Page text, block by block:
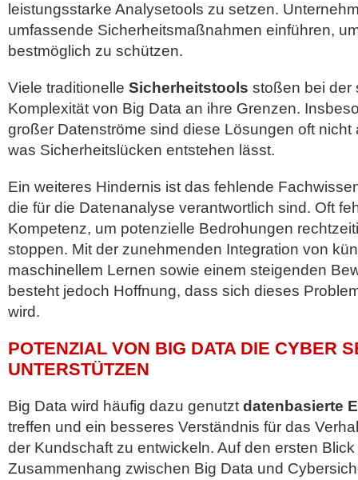
leistungsstarke Analysetools zu setzen.
umfassende Sicherheitsmaßnahmen einführen,
bestmöglich zu schützen.
Viele traditionelle Sicherheitstools stoßen bei der
Komplexität von Big Data an ihre Grenzen.
großer Datenströme sind diese Lösungen oft nicht
was Sicherheitslücken entstehen lässt.
Ein weiteres Hindernis ist das fehlende
die für die Datenanalyse verantwortlich sind. Oft
Kompetenz, um potenzielle Bedrohungen
stoppen. Mit der zunehmenden Integration von
maschinellem Lernen sowie einem steigenden
besteht jedoch Hoffnung, dass sich dieses
wird.
POTENZIAL VON BIG DATA DIE CYBER
UNTERSTÜTZEN
Big Data wird häufig dazu genutzt datenbasierte
treffen und ein besseres Verständnis für das
der Kundschaft zu entwickeln. Auf den ersten
Zusammenhang zwischen Big Data und